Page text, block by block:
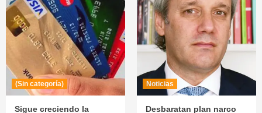
(Sin categoría)
Sigue creciendo la
Noticias
Desbaratan plan narco